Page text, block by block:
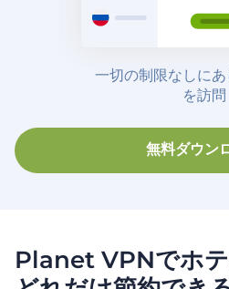
一切の制限なしにあ
を訪問
無料ダウン
Planet VPNでホ